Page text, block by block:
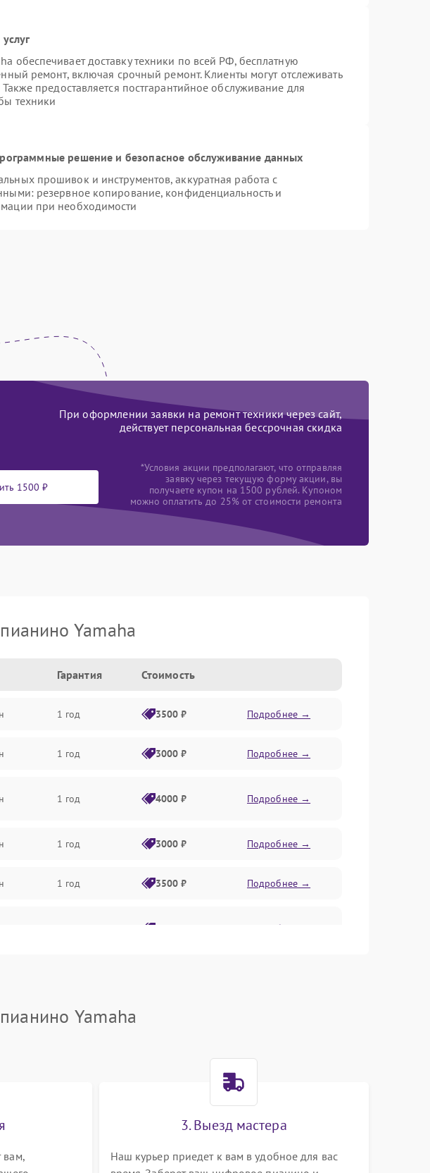
обеспечивает доставку техники по всей РФ, бесплатную
ремонт, включая срочный ремонт. Клиенты могут отслеживать
предоставляется постгарантийное обслуживание для
техники
решение и безопасное обслуживание данных
прошивок и инструментов, аккуратная работа с
резервное копирование, конфиденциальность и
при необходимости
При оформлении заявки на ремонт техники через сайт,
действует персональная бессрочная скидка
1500 ₽
*Условия акции предполагают, что отправляя
заявку через текущую форму акции, вы
получаете купон на 1500 рублей. Купоном
можно оплатить до 25% от стоимости ремонта
Yamaha
Гарантия Стоимость
1 год 3500 ₽ Подробнее →
1 год 3000 ₽ Подробнее →
1 год 4000 ₽ Подробнее →
1 год 3000 ₽ Подробнее →
1 год 3500 ₽ Подробнее →
2800 ₽ Подробнее →
Yamaha
вам,
3. Выезд мастера
Наш курьер приедет к вам в удобное для вас